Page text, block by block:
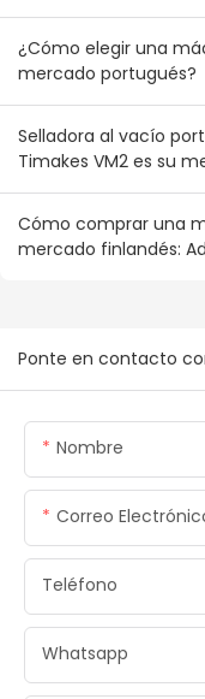
¿Cómo elegir una
mercado portugués?
Selladora al vacío
Timakes VM2 es su
Cómo comprar una
mercado finlandés:
Ponte en contacto
Nombre
Correo
Teléfono
Whatsapp